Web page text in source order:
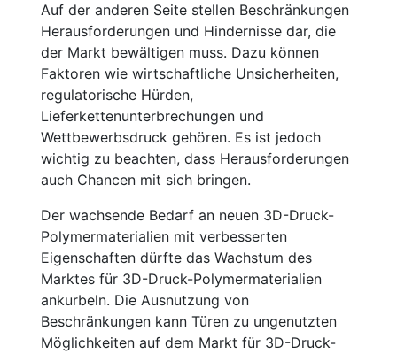
Auf der anderen Seite stellen Beschränkungen
Herausforderungen und Hindernisse dar, die
der Markt bewältigen muss. Dazu können
Faktoren wie wirtschaftliche Unsicherheiten,
regulatorische Hürden,
Lieferkettenunterbrechungen und
Wettbewerbsdruck gehören. Es ist jedoch
wichtig zu beachten, dass Herausforderungen
auch Chancen mit sich bringen.
Der wachsende Bedarf an neuen 3D-Druck-
Polymermaterialien mit verbesserten
Eigenschaften dürfte das Wachstum des
Marktes für 3D-Druck-Polymermaterialien
ankurbeln. Die Ausnutzung von
Beschränkungen kann Türen zu ungenutzten
Möglichkeiten auf dem Markt für 3D-Druck-